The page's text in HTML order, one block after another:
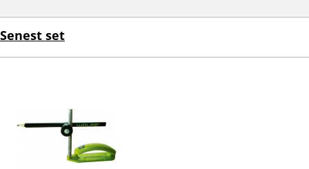
Senest set